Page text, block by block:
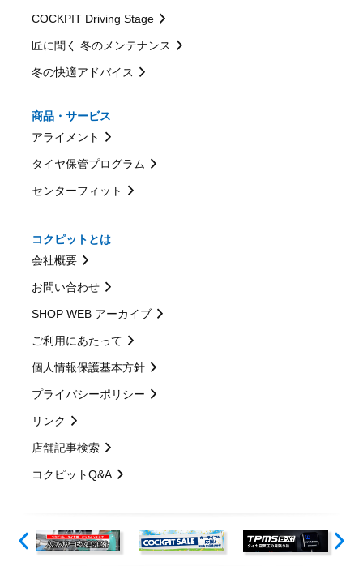
COCKPIT Driving Stage
匠に聞く 冬のメンテナンス
冬の快適アドバイス
商品・サービス
アライメント
タイヤ保管プログラム
センターフィット
コクピットとは
会社概要
お問い合わせ
SHOP WEB アーカイブ
ご利用にあたって
個人情報保護基本方針
プライバシーポリシー
リンク
店舗記事検索
コクピットQ&A